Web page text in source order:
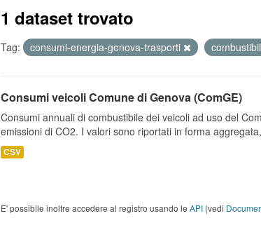
1 dataset trovato
Tag: consumi-energia-genova-trasporti
Consumi veicoli Comune di Genova (ComGE)
Consumi annuali di combustibile dei veicoli ad uso del
emissioni di CO2. I valori sono riportati in forma
CSV
E' possibile inoltre accedere al registro usando le API (vedi